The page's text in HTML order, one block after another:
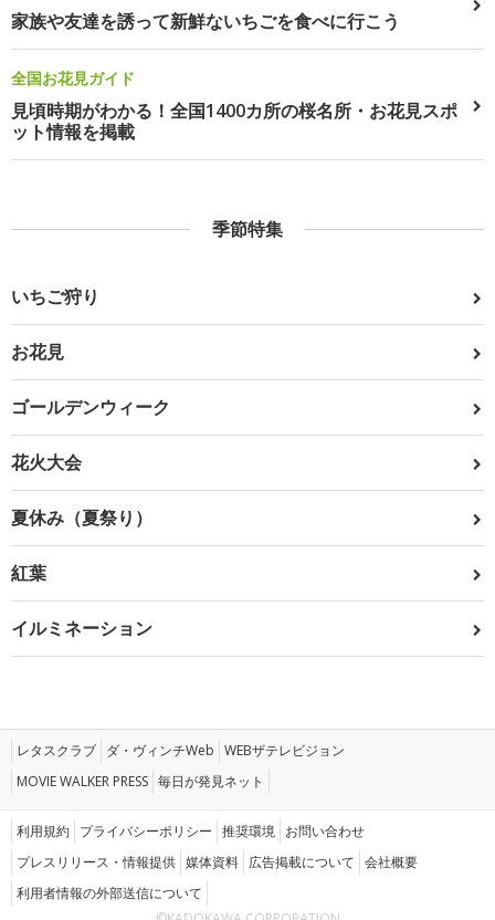
家族や友達を誘って新鮮ないちごを食べに行こう
全国お花見ガイド
見頃時期がわかる！全国1400カ所の桜名所・お花見スポ
ット情報を掲載
季節特集
いちご狩り
お花見
ゴールデンウィーク
花火大会
夏休み（夏祭り）
紅葉
イルミネーション
レタスクラブ ダ・ヴィンチWeb WEBザテレビジョン
MOVIE WALKER PRESS 毎日が発見ネット
利用規約 プライバシーポリシー 推奨環境 お問い合わせ
プレスリリース・情報提供 媒体資料 広告掲載について 会社概要
利用者情報の外部送信について